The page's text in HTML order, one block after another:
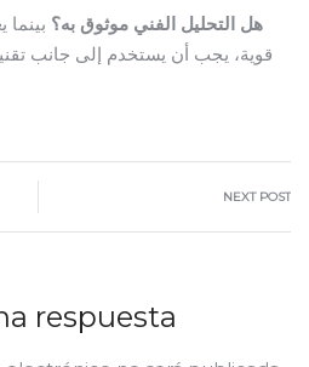
هل التحليل الفني موثوق به؟ بينما
قوية، يجب أن يستخدم إلى جانب
NEXT POST
respuesta